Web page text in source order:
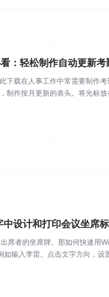
：轻松制作自动更新考
下载在人事工作中常需要制作
制作按月更新的表头。将光标
中设计和打印会议坐席
席者的坐席牌。那如何快速用
输入李雷。点击文字方向，设